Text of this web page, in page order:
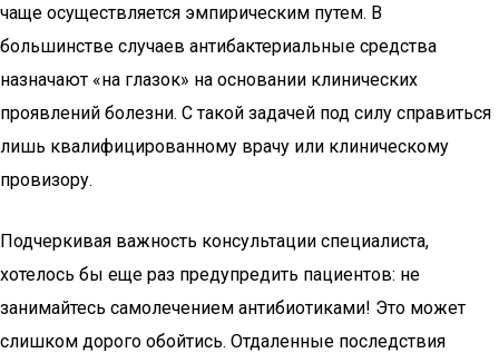
чаще осуществляется эмпирическим путем. В
большинстве случаев антибактериальные средства
назначают «на глазок» на основании клинических
проявлений болезни. С такой задачей под силу справиться
лишь квалифицированному врачу или клиническому
провизору.
Подчеркивая важность консультации специалиста,
хотелось бы еще раз предупредить пациентов: не
занимайтесь самолечением антибиотиками! Это может
слишком дорого обойтись. Отдаленные последствия